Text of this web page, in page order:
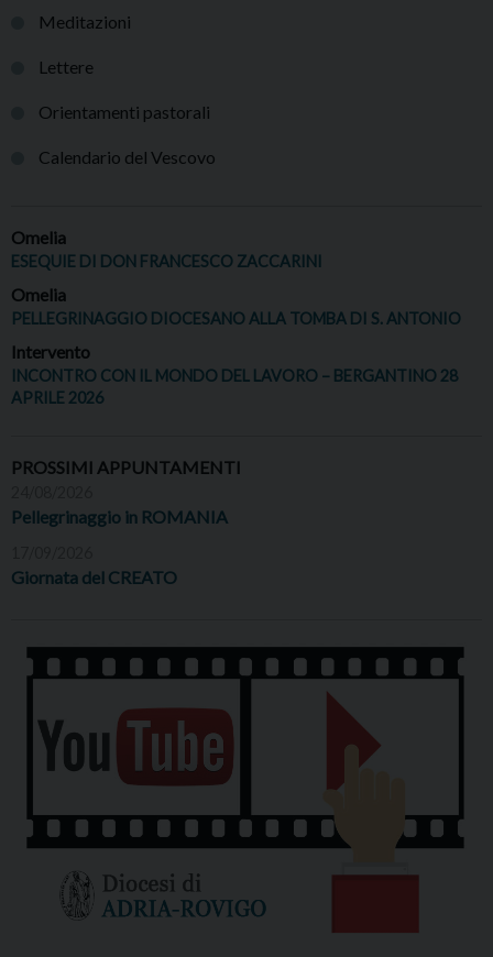
Meditazioni
Lettere
Orientamenti pastorali
Calendario del Vescovo
Omelia
ESEQUIE DI DON FRANCESCO ZACCARINI
Omelia
PELLEGRINAGGIO DIOCESANO ALLA TOMBA DI S. ANTONIO
Intervento
INCONTRO CON IL MONDO DEL LAVORO – BERGANTINO 28
APRILE 2026
PROSSIMI APPUNTAMENTI
Pellegrinaggio in ROMANIA
Giornata del CREATO